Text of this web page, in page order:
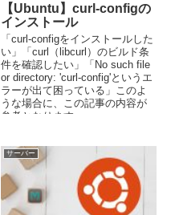
【Ubuntu】curl-configの
インストール
「curl-configをインストールした
い」「curl（libcurl）のビルド条
件を確認したい」「No such file
or directory: 'curl-config'というエ
ラーが出て困っている」このよ
うな場合に、この記事の内容が
参考となります。
サーバー